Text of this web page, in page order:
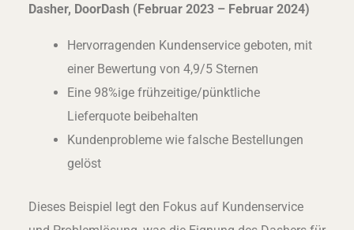
Dasher, DoorDash (Februar 2023 – Februar 2024)
Hervorragenden Kundenservice geboten, mit
einer Bewertung von 4,9/5 Sternen
Eine 98%ige frühzeitige/pünktliche
Lieferquote beibehalten
Kundenprobleme wie falsche Bestellungen
gelöst
Dieses Beispiel legt den Fokus auf Kundenservice